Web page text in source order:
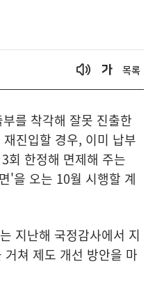
목록
를 착각해 잘못 진출한
진입할 경우, 이미 납부
회 한정해 면제해 주는
'을 오는 10월 시행할 계
지난해 국정감사에서 지
쳐 제도 개선 방안을 마